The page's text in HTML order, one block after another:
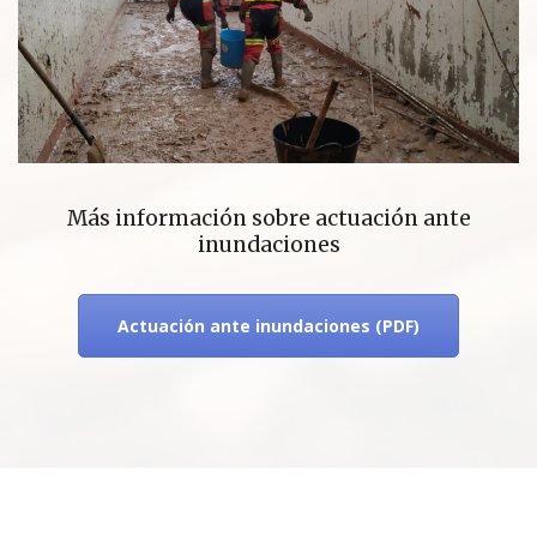
Más información sobre actuación ante
inundaciones
Actuación ante inundaciones (PDF)